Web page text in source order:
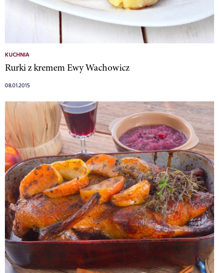
KUCHNIA
Rurki z kremem Ewy Wachowicz
08.01.2015